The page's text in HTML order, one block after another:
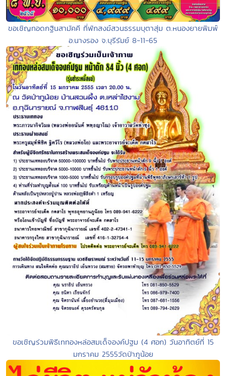
ขอเชิญทอดกฐินสามัคคี ที่พักสงฆ์สวนธรรมบุตาสุ่ม ต.หนองยายพิมพ์
อ.นางรอง จ.บุรีรัมย์ 8-11-65
ขอเชิญร่วมพิธีเททองหล่อสมเด็จองค์ปฐม (4 ศอก) วันอาทิตย์ที่ 15
มกราคม 2555วัดป่าภูน้อย